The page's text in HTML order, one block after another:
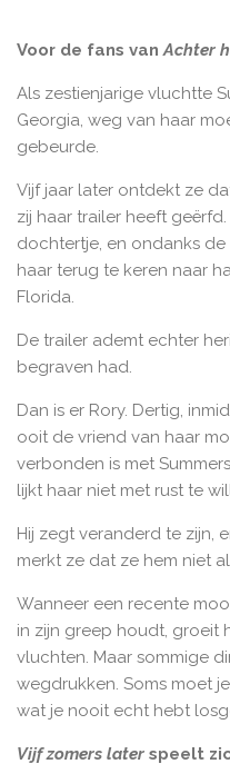
Voor de fans van Achter
Als zestienjarige vluchtte
Georgia, weg van haar
gebeurde.
Vijf jaar later ontdekt ze
zij haar trailer heeft
dochtertje, en ondanks de
haar terug te keren naar
Florida.
De trailer ademt echter
begraven had.
Dan is er Rory. Dertig,
ooit de vriend van haar
verbonden is met
lijkt haar niet met rust te
Hij zegt veranderd te zijn,
merkt ze dat ze hem niet
Wanneer een recente
in zijn greep houdt, groeit
vluchten. Maar sommige
wegdrukken. Soms moet
wat je nooit echt hebt
Vijf zomers later speelt